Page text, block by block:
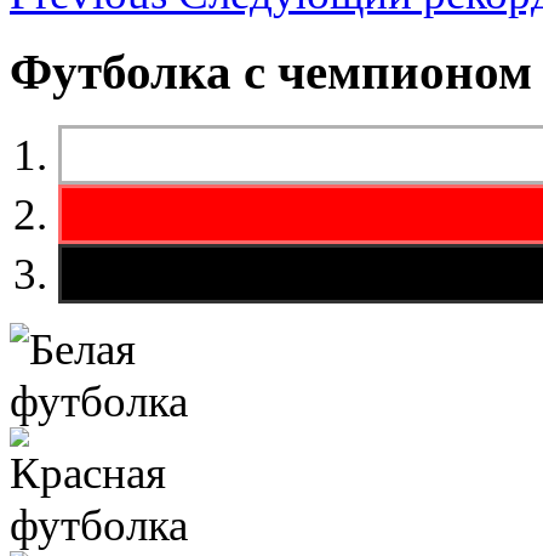
Футболка с чемпионом